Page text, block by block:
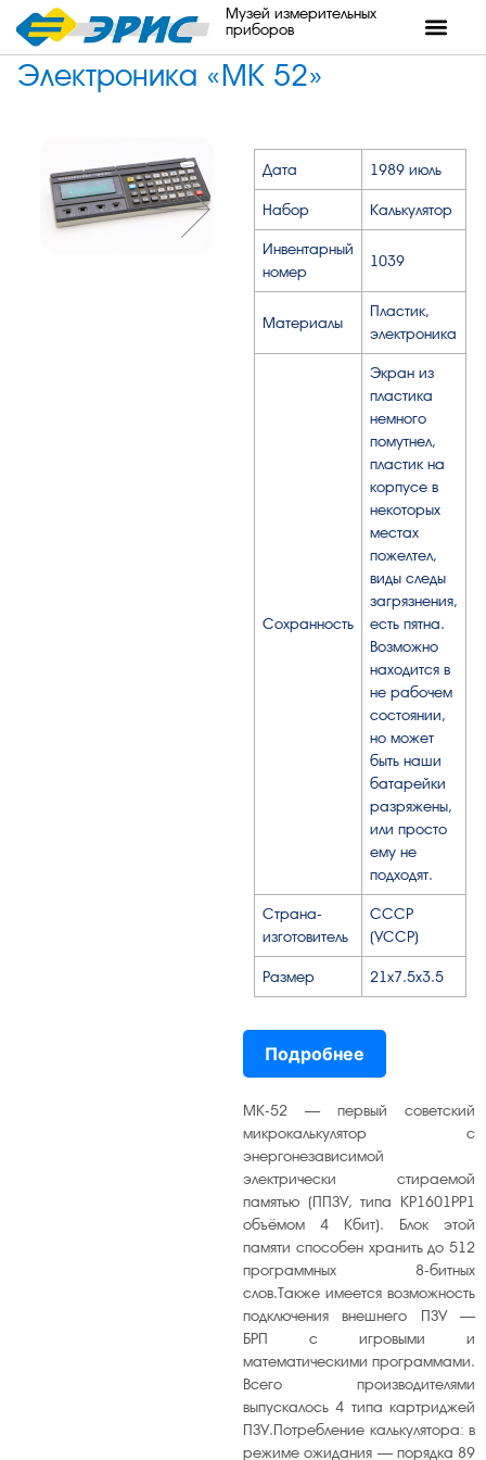
Музей измерительных
приборов
Электроника «МК 52»
Дата 1989 июль
Набор Калькулятор
Инвентарный
номер
1039
Материалы
Пластик,
электроника
Сохранность
Экран из
пластика
немного
помутнел,
пластик на
корпусе в
некоторых
местах
пожелтел,
виды следы
загрязнения,
есть пятна.
Возможно
находится в
не рабочем
состоянии,
но может
быть наши
батарейки
разряжены,
или просто
ему не
подходят.
Страна-
изготовитель
СССР
(УССР)
Размер 21х7.5х3.5
Подробнее
МК-52 — первый советский
микрокалькулятор с
энергонезависимой
электрически стираемой
памятью (ППЗУ, типа КР1601РР1
объёмом 4 Кбит). Блок этой
памяти способен хранить до 512
программных 8-битных
слов.Также имеется возможность
подключения внешнего ПЗУ —
БРП с игровыми и
математическими программами.
Всего производителями
выпускалось 4 типа картриджей
ПЗУ.Потребление калькулятора: в
режиме ожидания — порядка 89